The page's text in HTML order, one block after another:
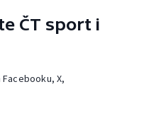
ČT sport i
X,